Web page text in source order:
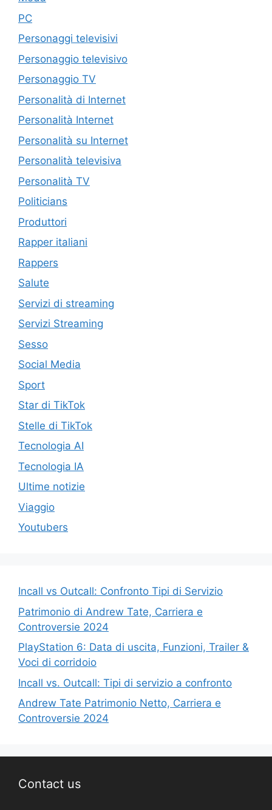
PC
Personaggi televisivi
Personaggio televisivo
Personaggio TV
Personalità di Internet
Personalità Internet
Personalità su Internet
Personalità televisiva
Personalità TV
Politicians
Produttori
Rapper italiani
Rappers
Salute
Servizi di streaming
Servizi Streaming
Sesso
Social Media
Sport
Star di TikTok
Stelle di TikTok
Tecnologia AI
Tecnologia IA
Ultime notizie
Viaggio
Youtubers
Incall vs Outcall: Confronto Tipi di Servizio
Patrimonio di Andrew Tate, Carriera e
Controversie 2024
PlayStation 6: Data di uscita, Funzioni, Trailer &
Voci di corridoio
Incall vs. Outcall: Tipi di servizio a confronto
Andrew Tate Patrimonio Netto, Carriera e
Controversie 2024
Contact us